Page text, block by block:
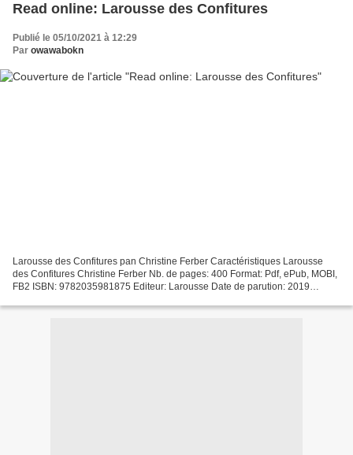
Read online: Larousse des Confitures
Publié le 05/10/2021 à 12:29
Par owawabokn
Larousse des Confitures pan Christine Ferber Caractéristiques Larousse
des Confitures Christine Ferber Nb. de pages: 400 Format: Pdf, ePub, MOBI,
FB2 ISBN: 9782035981875 Editeur: Larousse Date de parution: 2019